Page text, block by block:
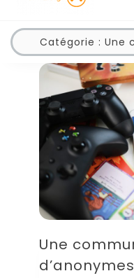
Catégorie : Une
Une
d’anonymes